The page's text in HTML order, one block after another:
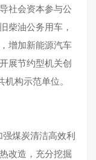
社会资本参与公
柴油公务用车，
增加新能源汽车
展节约型机关创
构示范单位。
强煤炭清洁高效利
改造，充分挖掘